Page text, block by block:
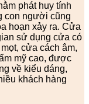
phát huy tính
con người cũng
hoạn xảy ra. Cửa
sử dụng cửa có
cửa cách âm,
mỹ cao, được
về kiểu dáng,
khách hàng